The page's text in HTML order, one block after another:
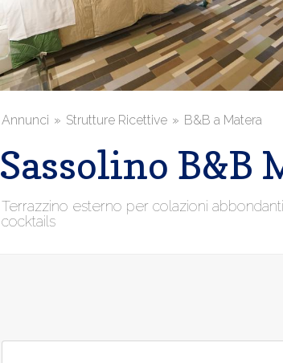
Annunci Strutture Ricettive B&B a Matera
Sassolino B&B
Terrazzino esterno per colazioni
cocktails